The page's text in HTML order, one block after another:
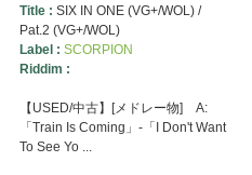
Title : SIX IN ONE (VG+/WOL) /
Pat.2 (VG+/WOL)
Label : SCORPION
Riddim :
【USED/中古】[メドレー物] A:
「Train Is Coming」-「I Don't Want
To See Yo ...